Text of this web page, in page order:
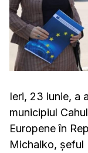
Ieri, 23 iunie, a
municipiul
Europene în
Michalko, șeful